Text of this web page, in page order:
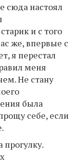
сюда настоял
и с того
же, впервые с
я перестал
меня
Не стану
была
себе, если
прогулку.